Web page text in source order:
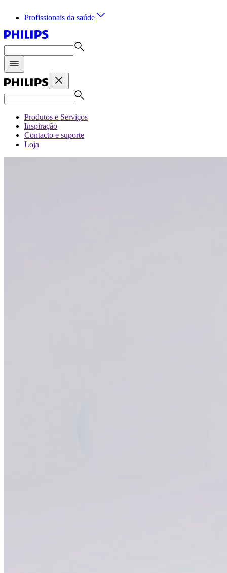
Profissionais da saúde
Produtos e Serviços
Inspiração
Contacto e suporte
Loja